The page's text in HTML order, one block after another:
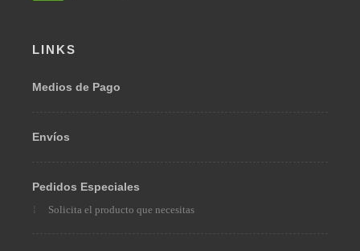
LINKS
Medios de Pago
Envíos
Pedidos Especiales
Solicita el producto que necesitas